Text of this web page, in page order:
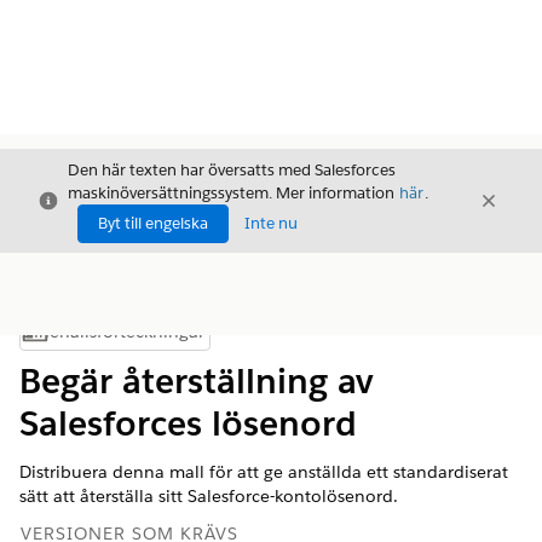
Stäng
Den här texten har översatts med Salesforces
maskinöversättningssystem. Mer information här.
Byt till engelska
Inte nu
Stäng
Visa innehållsförteckning
Innehållsförteckningar
Begär återställning av
Salesforces lösenord
Distribuera denna mall för att ge anställda ett standardiserat
sätt att återställa sitt Salesforce-kontolösenord.
VERSIONER SOM KRÄVS